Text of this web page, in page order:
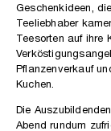
Geschenkideen,
Teeliebhaber
Teesorten auf
Pflanzenverkauf
Kuchen.
Die
Abend rundum